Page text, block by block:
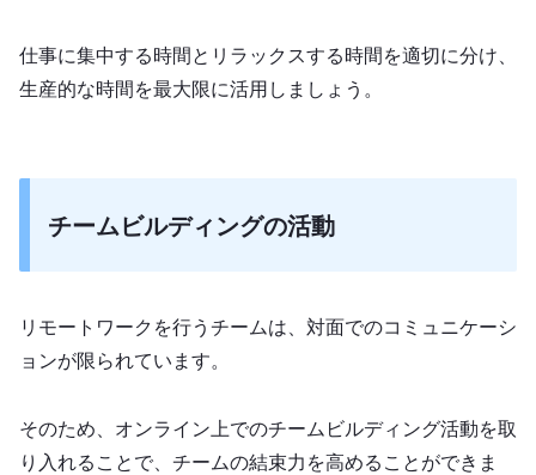
仕事に集中する時間とリラックスする時間を適切に分け、
生産的な時間を最大限に活用しましょう。
チームビルディングの活動
リモートワークを行うチームは、対面でのコミュニケーシ
ョンが限られています。
そのため、オンライン上でのチームビルディング活動を取
り入れることで、チームの結束力を高めることができま